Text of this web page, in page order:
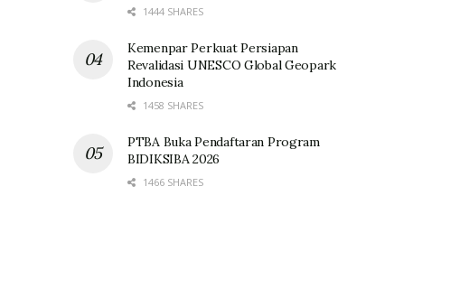
1444 SHARES
Kemenpar Perkuat Persiapan
Revalidasi UNESCO Global Geopark
Indonesia
1458 SHARES
PTBA Buka Pendaftaran Program
BIDIKSIBA 2026
1466 SHARES